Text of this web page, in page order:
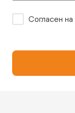
Согласен